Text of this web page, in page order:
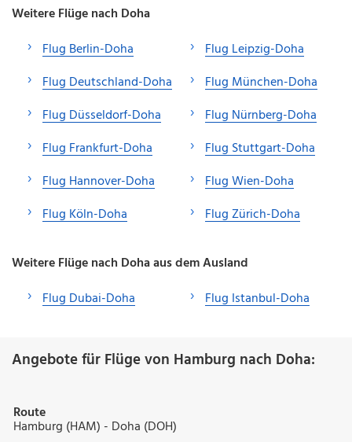
Weitere Flüge nach Doha
Flug Berlin-Doha
Flug Deutschland-Doha
Flug Düsseldorf-Doha
Flug Frankfurt-Doha
Flug Hannover-Doha
Flug Köln-Doha
Flug Leipzig-Doha
Flug München-Doha
Flug Nürnberg-Doha
Flug Stuttgart-Doha
Flug Wien-Doha
Flug Zürich-Doha
Weitere Flüge nach Doha aus dem Ausland
Flug Dubai-Doha
Flug Istanbul-Doha
Angebote für Flüge von Hamburg nach Doha:
Route
Hamburg (HAM) - Doha (DOH)